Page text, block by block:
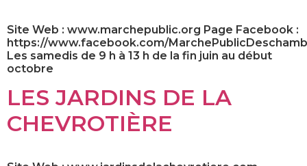
Site Web : www.marchepublic.org Page Facebook :
https://www.facebook.com/
Les samedis de 9 h à 13 h de la fin juin au début
octobre
LES JARDINS DE LA
CHEVROTIÈRE